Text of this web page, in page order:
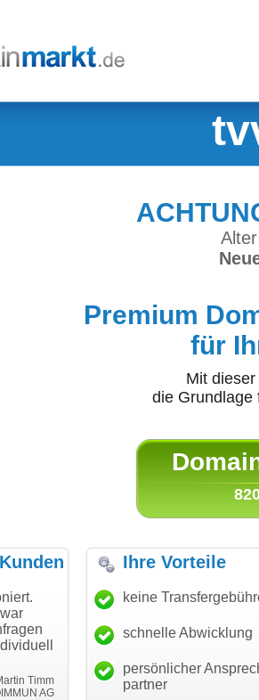
Premium
für
Mit
die
für den schnellen
Transfer und guten Service!"
Thomas Schäfer
i can eckert communication GmbH
"Ich bin
haben.
mein
Ihre Vorteile
keine
schnelle Abwicklung
persönlicher
partner